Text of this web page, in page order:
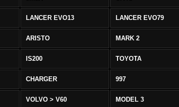
LANCER EVO13 LANCER EVO79
ARISTO MARK 2
IS200 TOYOTA
CHARGER 997
VOLVO > V60 MODEL 3